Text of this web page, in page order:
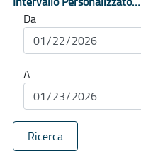
Da
A
Ricerca